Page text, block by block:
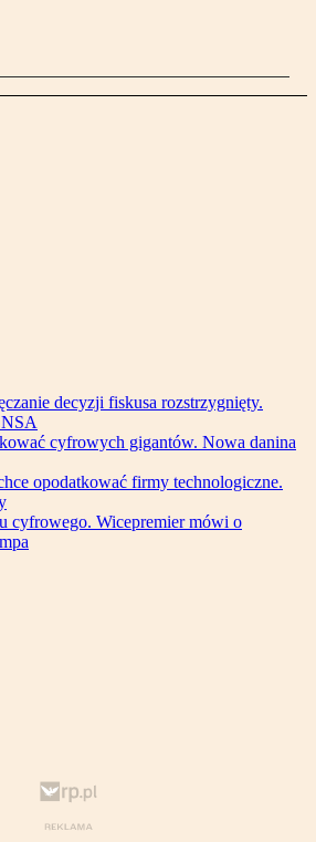
decyzji fiskusa rozstrzygnięty.
cyfrowych gigantów. Nowa danina
opodatkować firmy technologiczne.
cyfrowego. Wicepremier mówi o